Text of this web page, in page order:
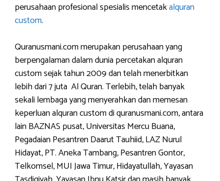
perusahaan profesional spesialis mencetakalquran
custom.
Quranusmani.com merupakan perusahaan yang
berpengalaman dalam dunia percetakan alquran
custom sejak tahun 2009 dan telah menerbitkan
lebih dari 7 juta Al Quran. Terlebih, telah banyak
sekali lembaga yang menyerahkan dan memesan
keperluan alquran custom di quranusmani.com, antara
lain BAZNAS pusat, Universitas Mercu Buana,
Pegadaian Pesantren Daarut Tauhiid, LAZ Nurul
Hidayat, PT. Aneka Tambang, Pesantren Gontor,
Telkomsel, MUI Jawa Timur, Hidayatullah, Yayasan